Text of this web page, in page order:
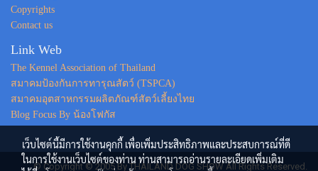
Copyrights
Contact us
Link Web
The Kennel Association of Thailand
สมาคมป้องกันการทารุณสัตว์ (TSPCA)
สมาคมอุตสาหกรรมผลิตภัณฑ์สัตว์เลี้ยงไทย
Blog Focus By น้องโฟกัส
© Copyright © 2005 By THAILAND DOG SHOW All Rights Reserved.
เว็บไซต์นี้มีการใช้งานคุกกี้ เพื่อเพิ่มประสิทธิภาพและประสบการณ์ที่ดี
ในการใช้งานเว็บไซต์ของท่าน ท่านสามารถอ่านรายละเอียดเพิ่มเติม